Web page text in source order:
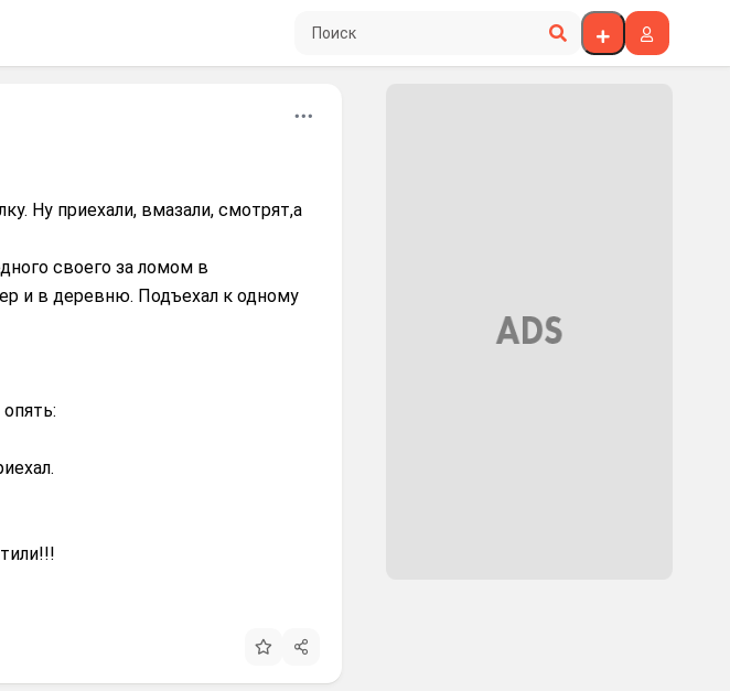
Поиск по сайту
Hу пpиехали, вмазали, смотpят,а
своего за ломом в
и в деpевню. Подъехал к одному